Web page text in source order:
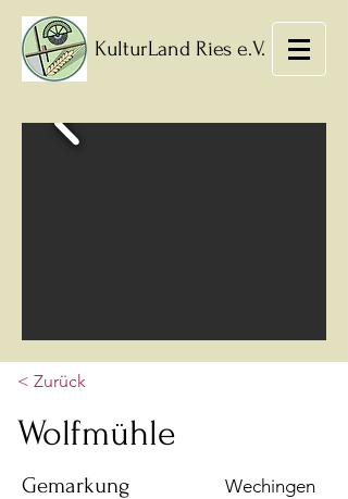
KulturLand Ries e.V.
< Zurück
Wolfmühle
Wechingen
Gemarkung